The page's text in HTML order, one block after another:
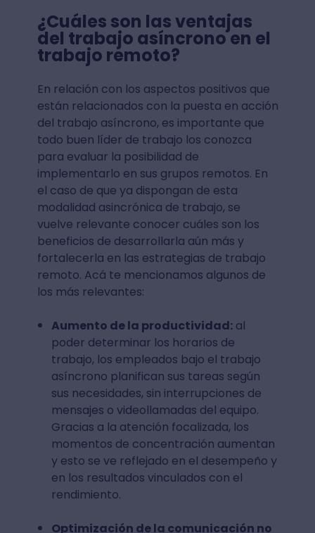
¿Cuáles son las ventajas
del trabajo asíncrono en el
trabajo remoto?
En relación con los aspectos positivos que
están relacionados con la puesta en acción
del trabajo asíncrono, es importante que
todo buen líder de trabajo los conozca
para evaluar la posibilidad de
implementarlo en sus grupos remotos. En
el caso de que ya dispongan de esta
modalidad asincrónica de trabajo, se
vuelve relevante conocer cuáles son los
beneficios de desarrollarla aún más y
fortalecerla en las estrategias de trabajo
remoto. Acá te mencionamos algunos de
los más relevantes:
Aumento de la productividad:al
poder determinar los horarios de
trabajo, los empleados bajo el trabajo
asíncrono planifican sus tareas según
sus necesidades, sin interrupciones de
mensajes o videollamadas del equipo.
Gracias a la atención focalizada, los
momentos de concentración aumentan
y esto se ve reflejado en el desempeño y
en los resultados vinculados con el
rendimiento.
Optimización de la comunicación no